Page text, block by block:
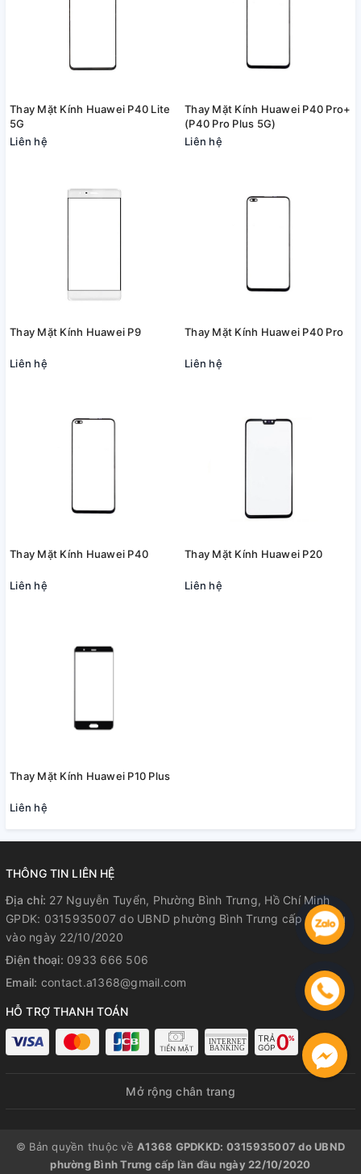
Thay Mặt Kính Huawei P40 Lite
5G
Liên hệ
Thay Mặt Kính Huawei P40 Pro+
(P40 Pro Plus 5G)
Liên hệ
Thay Mặt Kính Huawei P9
Liên hệ
Thay Mặt Kính Huawei P40 Pro
Liên hệ
Thay Mặt Kính Huawei P40
Liên hệ
Thay Mặt Kính Huawei P20
Liên hệ
Thay Mặt Kính Huawei P10 Plus
Liên hệ
THÔNG TIN LIÊN HỆ
Địa chỉ: 27 Nguyễn Tuyển, Phường Bình Trưng, Hồ Chí Minh
GPDK: 0315935007 do UBND phường Bình Trưng cấp lần đầu
vào ngày 22/10/2020
Điện thoại: 0933 666 506
Email: contact.a1368@gmail.com
HỖ TRỢ THANH TOÁN
Mở rộng chân trang
© Bản quyền thuộc về A1368 GPDKKD: 0315935007 do UBND
phường Bình Trưng cấp lần đầu ngày 22/10/2020